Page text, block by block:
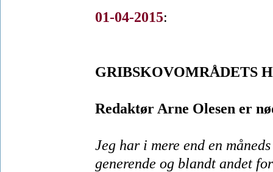
01-04-2015:
GRIBSKOVOMRÅDETS
Redaktør Arne Olesen er
Jeg har i mere end en
generende og blandt andet